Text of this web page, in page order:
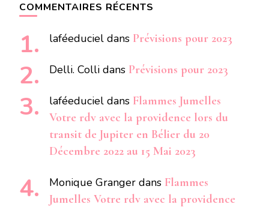
COMMENTAIRES RÉCENTS
laféeduciel dans Prévisions pour 2023
Delli. Colli dans Prévisions pour 2023
laféeduciel dans Flammes Jumelles
Votre rdv avec la providence lors du
transit de Jupiter en Bélier du 20
Décembre 2022 au 15 Mai 2023
Monique Granger dans Flammes
Jumelles Votre rdv avec la providence